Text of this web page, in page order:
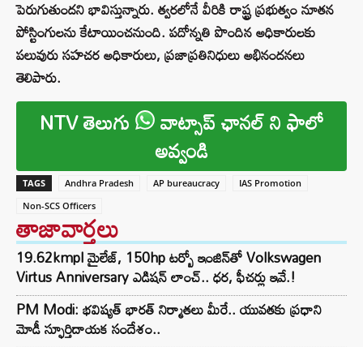
పెరుగుతుందని భావిస్తున్నారు. త్వరలోనే వీరికి రాష్ట్ర ప్రభుత్వం నూతన
పోస్టింగులను కేటాయించనుంది. పదోన్నతి పొందిన అధికారులకు
పలువురు సహచర అధికారులు, ప్రజాప్రతినిధులు అభినందనలు
తెలిపారు.
NTV తెలుగు వాట్సాప్ ఛానల్ ని ఫాలో
అవ్వండి
TAGS Andhra Pradesh AP bureaucracy
IAS Promotion
Non-SCS Officers
తాజావార్తలు
19.62kmpl మైలేజ్, 150hp టర్బో ఇంజిన్‌తో Volkswagen
Virtus Anniversary ఎడిషన్ లాంచ్.. ధర, ఫీచర్లు ఇవే.!
PM Modi: భవిష్యత్ భారత్ నిర్మాతలు మీరే.. యువతకు ప్రధాని
మోడీ స్ఫూర్తిదాయక సందేశం..